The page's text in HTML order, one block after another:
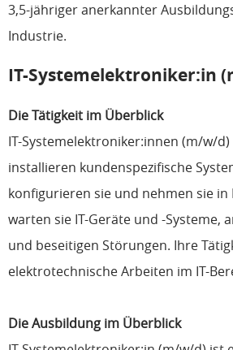
3,5-jähriger anerkannter
Industrie.
IT-Systemelektroniker:in
Die Tätigkeit im Überblick
IT-Systemelektroniker:innen (m/w/d)
installieren kundenspezifische
konfigurieren sie und nehmen sie in
warten sie IT-Geräte und -Systeme,
und beseitigen Störungen. Ihre
elektrotechnische Arbeiten im IT-
Die Ausbildung im Überblick